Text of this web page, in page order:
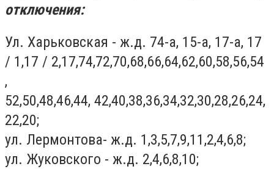
отключения:
Ул. Харьковская - ж.д. 74-а, 15-а, 17-а, 17
/ 1,17 / 2,17,74,72,70,68,66,64,62,60,58,56,54
,
52,50,48,46,44, 42,40,38,36,34,32,30,28,26,24,
22,20;
ул. Лермонтова- ж.д. 1,3,5,7,9,11,2,4,6,8;
ул. Жуковского - ж.д. 2,4,6,8,10;